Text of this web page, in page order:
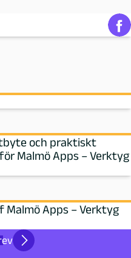
och praktiskt
Malmö Apps – Verktyg
Apps – Verktyg